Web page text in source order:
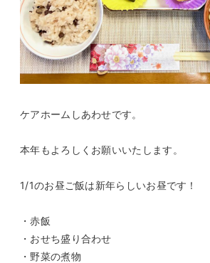
ケアホームしあわせです。
本年もよろしくお願いいたします。
1/1のお昼ご飯は新年らしいお昼です！
・赤飯
・おせち盛り合わせ
・野菜の煮物